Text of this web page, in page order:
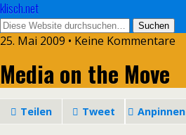
klisch.net
25. Mai 2009 • Keine Kommentare
Media on the Move
Teilen Tweet Anpinnen